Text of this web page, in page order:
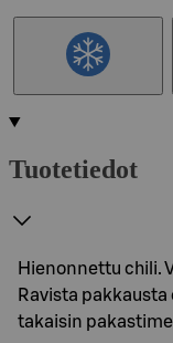
Tuotetiedot
Hienonnettu chili.
Ravista
takaisin